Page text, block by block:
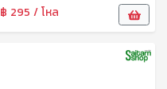
฿ 295 / โหล